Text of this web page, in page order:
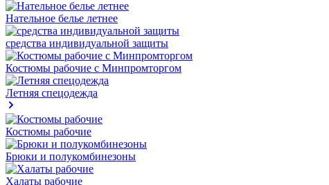
Нательное белье летнее
средства индивидуальной защиты
Костюмы рабочие с Минпромторгом
Летняя спецодежда
Костюмы рабочие
Брюки и полукомбинезоны
Халаты рабочие